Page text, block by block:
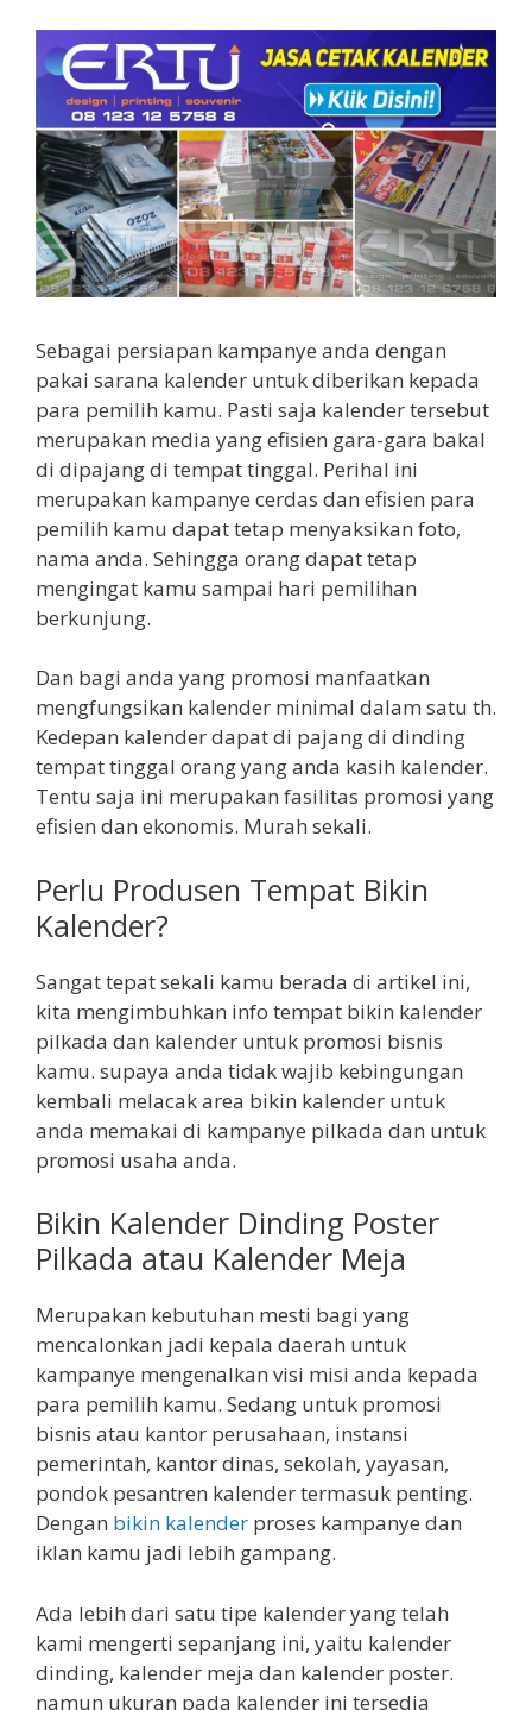
Sebagai persiapan kampanye anda dengan
pakai sarana kalender untuk diberikan kepada
para pemilih kamu. Pasti saja kalender tersebut
merupakan media yang efisien gara-gara bakal
di dipajang di tempat tinggal. Perihal ini
merupakan kampanye cerdas dan efisien para
pemilih kamu dapat tetap menyaksikan foto,
nama anda. Sehingga orang dapat tetap
mengingat kamu sampai hari pemilihan
berkunjung.
Dan bagi anda yang promosi manfaatkan
mengfungsikan kalender minimal dalam satu th.
Kedepan kalender dapat di pajang di dinding
tempat tinggal orang yang anda kasih kalender.
Tentu saja ini merupakan fasilitas promosi yang
efisien dan ekonomis. Murah sekali.
Perlu Produsen Tempat Bikin
Kalender?
Sangat tepat sekali kamu berada di artikel ini,
kita mengimbuhkan info tempat bikin kalender
pilkada dan kalender untuk promosi bisnis
kamu. supaya anda tidak wajib kebingungan
kembali melacak area bikin kalender untuk
anda memakai di kampanye pilkada dan untuk
promosi usaha anda.
Bikin Kalender Dinding Poster
Pilkada atau Kalender Meja
Merupakan kebutuhan mesti bagi yang
mencalonkan jadi kepala daerah untuk
kampanye mengenalkan visi misi anda kepada
para pemilih kamu. Sedang untuk promosi
bisnis atau kantor perusahaan, instansi
pemerintah, kantor dinas, sekolah, yayasan,
pondok pesantren kalender termasuk penting.
Dengan bikin kalender proses kampanye dan
iklan kamu jadi lebih gampang.
Ada lebih dari satu tipe kalender yang telah
kami mengerti sepanjang ini, yaitu kalender
dinding, kalender meja dan kalender poster.
namun ukuran pada kalender ini tersedia